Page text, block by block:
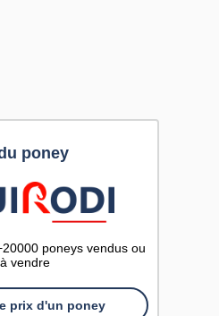
poney
poneys vendus ou
à vendre
prix d'un poney